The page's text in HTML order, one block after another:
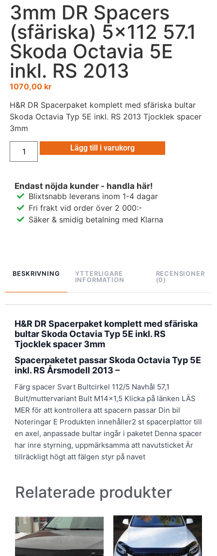
3mm DR Spacers
(sfäriska) 5×112 57.1
Skoda Octavia 5E
inkl. RS 2013
1070,00 kr
H&R DR Spacerpaket komplett med sfäriska bultar
Skoda Octavia Typ 5E inkl. RS 2013 Tjocklek spacer
3mm
Lägg till i varukorg
Endast nöjda kunder - handla här!
Blixtsnabb leverans inom 1-4 dagar
Fri frakt vid order över 2 000:-
Säker & smidig betalning med Klarna
BESKRIVNING
YTTERLIGARE
INFORMATION
RECENSIONER
(0)
H&R DR Spacerpaket komplett med sfäriska
bultar Skoda Octavia Typ 5E inkl. RS
Tjocklek spacer 3mm
Spacerpaketet passar Skoda Octavia Typ 5E
inkl. RS Årsmodell 2013 –
Färg spacer Svart Bultcirkel 112/5 Navhål 57,1
Bult/muttervariant Bult M14x1,5 Klicka på länken LÄS
MER för att kontrollera att spacern passar Din bil
Noteringar E Produkten innehåller2 st spacerplattor till
en axel, anpassade bultar ingår i paketet Denna spacer
har inre styrning, uppmärksamma att navutsticket Är
tillräckligt högt att fälgen styr på navet
Relaterade produkter